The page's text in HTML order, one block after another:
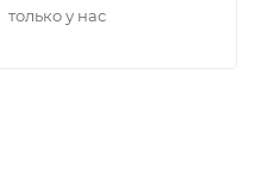
только у нас